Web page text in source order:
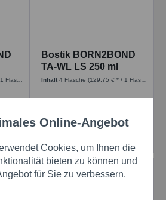
-
Bostik BORN2BOND
TA-WL LS 250 ml
Flasche Anaerobic -
Inhalt4 Flasche(129,75 € * / 1 Flasche)
Aktiv
Aktiv
Online-Angebot
Cookies, um Ihnen die
bieten zu können und
für Sie zu verbessern.